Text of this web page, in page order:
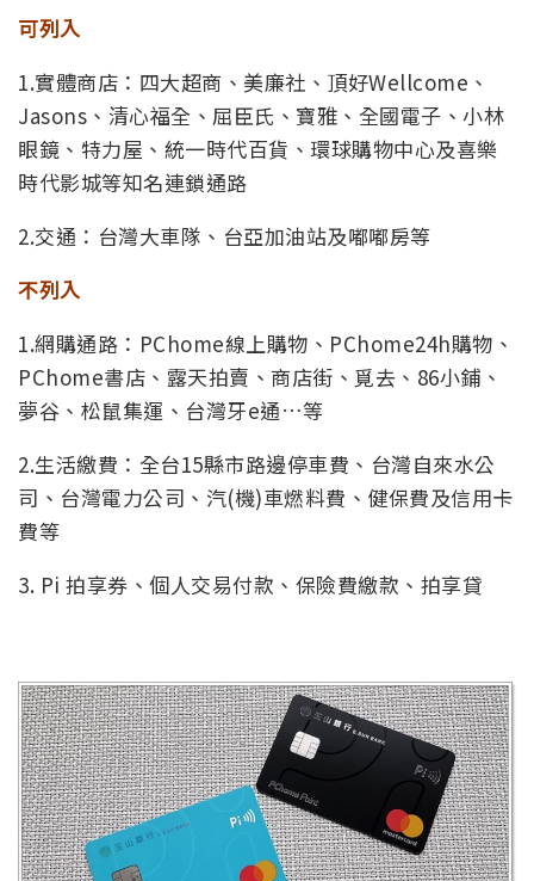
可列入
1.實體商店：四大超商、美廉社、頂好Wellcome、
Jasons、清心福全、屈臣氏、寶雅、全國電子、小林
眼鏡、特力屋、統一時代百貨、環球購物中心及喜樂
時代影城等知名連鎖通路
2.交通：台灣大車隊、台亞加油站及嘟嘟房等
不列入
1.網購通路：PChome線上購物、PChome24h購物、
PChome書店、露天拍賣、商店街、覓去、86小鋪、
夢谷、松鼠集運、台灣牙e通…等
2.生活繳費：全台15縣市路邊停車費、台灣自來水公
司、台灣電力公司、汽(機)車燃料費、健保費及信用卡
費等
3. Pi 拍享券、個人交易付款、保險費繳款、拍享貸